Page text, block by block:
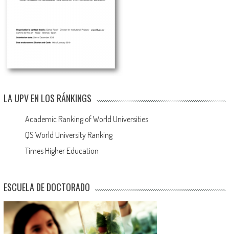
LA UPV EN LOS RÁNKINGS
Academic Ranking of World Universities
QS World University Ranking
Times Higher Education
ESCUELA DE DOCTORADO